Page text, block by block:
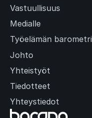
Vastuullisuus
Medialle
Työelämän barometri
Johto
Yhteistyöt
Tiedotteet
Yhteystiedot